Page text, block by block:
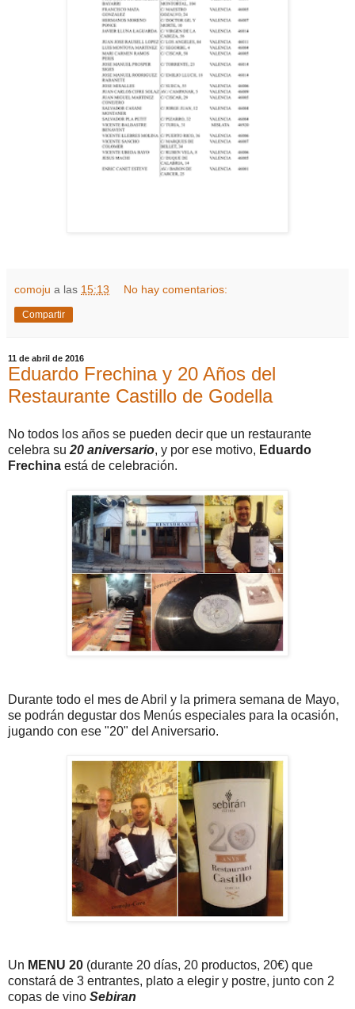
comoju a las 15:13 No hay comentarios:
Compartir
11 de abril de 2016
Eduardo Frechina y 20 Años del
Restaurante Castillo de Godella
No todos los años se pueden decir que un restaurante
celebra su 20 aniversario, y por ese motivo, Eduardo
Frechina está de celebración.
Durante todo el mes de Abril y la primera semana de Mayo,
se podrán degustar dos Menús especiales para la ocasión,
jugando con ese "20" del Aniversario.
Un MENU 20 (durante 20 días, 20 productos, 20€) que
constará de 3 entrantes, plato a elegir y postre, junto con 2
copas de vino Sebiran